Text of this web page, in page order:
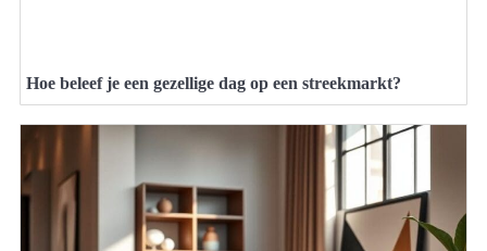
Hoe beleef je een gezellige dag op een streekmarkt?